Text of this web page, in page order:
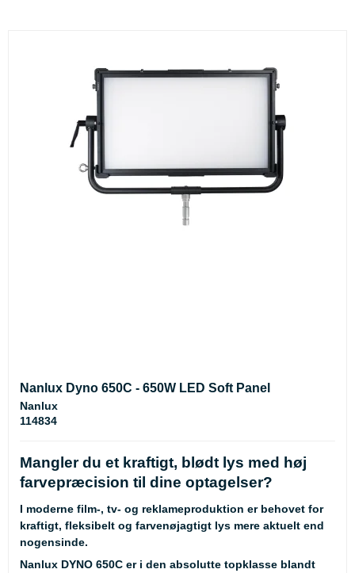
Nanlux Dyno 650C - 650W LED Soft Panel
Nanlux
114834
Mangler du et kraftigt, blødt lys med høj
farvepræcision til dine optagelser?
I moderne film-, tv- og reklameproduktion er behovet for
kraftigt, fleksibelt og farvenøjagtigt lys mere aktuelt end
nogensinde.
Nanlux DYNO 650C er i den absolutte topklasse blandt